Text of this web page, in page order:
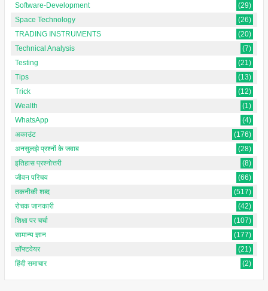
Software-Development
(29)
Space Technology
(26)
TRADING INSTRUMENTS
(20)
Technical Analysis
(7)
Testing
(21)
Tips
(13)
Trick
(12)
Wealth
(1)
WhatsApp
(4)
अकाउंट
(176)
अनसुलझे प्रश्नों के जवाब
(28)
इतिहास प्रश्नोत्तरी
(8)
जीवन परिचय
(66)
तकनीकी शब्द
(517)
रोचक जानकारी
(42)
शिक्षा पर चर्चा
(107)
सामान्य ज्ञान
(177)
सॉफ्टवेयर
(21)
हिंदी समाचार
(2)